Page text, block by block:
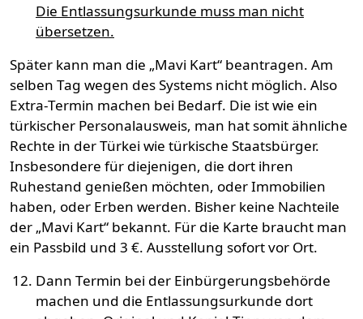
Die Entlassungsurkunde muss man nicht
übersetzen.
Später kann man die „Mavi Kart“ beantragen. Am
selben Tag wegen des Systems nicht möglich. Also
Extra-Termin machen bei Bedarf. Die ist wie ein
türkischer Personalausweis, man hat somit ähnliche
Rechte in der Türkei wie türkische Staatsbürger.
Insbesondere für diejenigen, die dort ihren
Ruhestand genießen möchten, oder Immobilien
haben, oder Erben werden. Bisher keine Nachteile
der „Mavi Kart“ bekannt. Für die Karte braucht man
ein Passbild und 3 €. Ausstellung sofort vor Ort.
Dann Termin bei der Einbürgerungsbehörde
machen und die Entlassungsurkunde dort